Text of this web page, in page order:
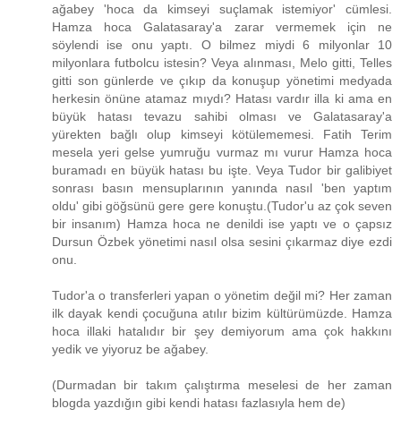
ağabey 'hoca da kimseyi suçlamak istemiyor' cümlesi.
Hamza hoca Galatasaray'a zarar vermemek için ne
söylendi ise onu yaptı. O bilmez miydi 6 milyonlar 10
milyonlara futbolcu istesin? Veya alınması, Melo gitti, Telles
gitti son günlerde ve çıkıp da konuşup yönetimi medyada
herkesin önüne atamaz mıydı? Hatası vardır illa ki ama en
büyük hatası tevazu sahibi olması ve Galatasaray'a
yürekten bağlı olup kimseyi kötülememesi. Fatih Terim
mesela yeri gelse yumruğu vurmaz mı vurur Hamza hoca
buramadı en büyük hatası bu işte. Veya Tudor bir galibiyet
sonrası basın mensuplarının yanında nasıl 'ben yaptım
oldu' gibi göğsünü gere gere konuştu.(Tudor'u az çok seven
bir insanım) Hamza hoca ne denildi ise yaptı ve o çapsız
Dursun Özbek yönetimi nasıl olsa sesini çıkarmaz diye ezdi
onu.
Tudor'a o transferleri yapan o yönetim değil mi? Her zaman
ilk dayak kendi çocuğuna atılır bizim kültürümüzde. Hamza
hoca illaki hatalıdır bir şey demiyorum ama çok hakkını
yedik ve yiyoruz be ağabey.
(Durmadan bir takım çalıştırma meselesi de her zaman
blogda yazdığın gibi kendi hatası fazlasıyla hem de)